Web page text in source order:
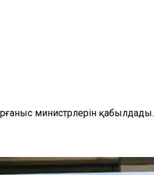
министрлерін қабылдады.